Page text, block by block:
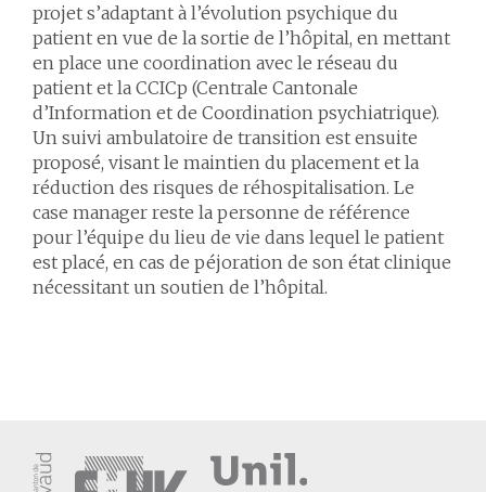
projet s’adaptant à l’évolution psychique du
patient en vue de la sortie de l’hôpital, en mettant
en place une coordination avec le réseau du
patient et la CCICp (Centrale Cantonale
d’Information et de Coordination psychiatrique).
Un suivi ambulatoire de transition est ensuite
proposé, visant le maintien du placement et la
réduction des risques de réhospitalisation. Le
case manager reste la personne de référence
pour l’équipe du lieu de vie dans lequel le patient
est placé, en cas de péjoration de son état clinique
nécessitant un soutien de l’hôpital.